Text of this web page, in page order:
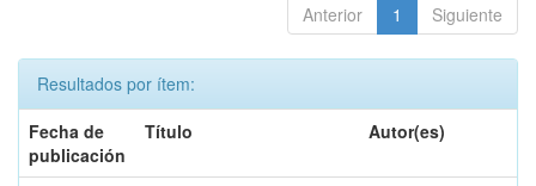
Anterior 1 Siguiente
Resultados por ítem:
Fecha de
publicación
Título Autor(es)